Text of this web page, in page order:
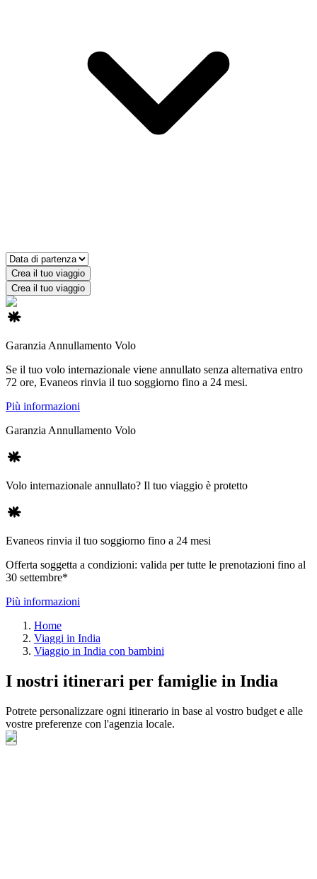
Crea il tuo viaggio
Crea il tuo viaggio
Garanzia Annullamento Volo
Se il tuo volo internazionale viene annullato senza alternativa entro
72 ore, Evaneos rinvia il tuo soggiorno fino a 24 mesi.
Più informazioni
Garanzia Annullamento Volo
Volo internazionale annullato? Il tuo viaggio è protetto
Evaneos rinvia il tuo soggiorno fino a 24 mesi
Offerta soggetta a condizioni: valida per tutte le prenotazioni fino al
30 settembre*
Più informazioni
Home
Viaggi in India
Viaggio in India con bambini
I nostri itinerari per famiglie in India
Potrete personalizzare ogni itinerario in base al vostro budget e alle
vostre preferenze con l'agenzia locale.